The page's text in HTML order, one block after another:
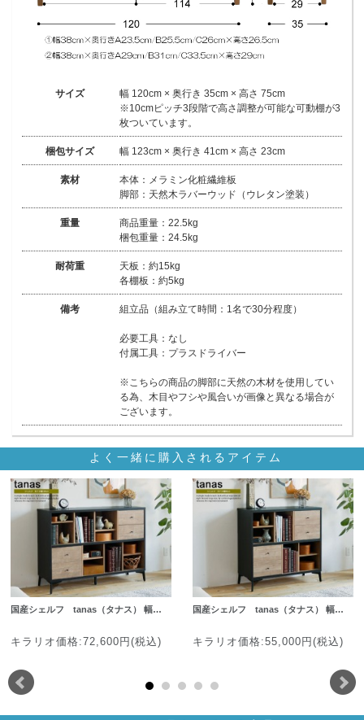
サイズ
幅 120cm × 奥行き 35cm × 高さ 75cm
※10cmピッチ3段階で高さ調整が可能な可動棚が3
枚ついています。
梱包サイズ 幅 123cm × 奥行き 41cm × 高さ 23cm
素材
本体：メラミン化粧繊維板
脚部：天然木ラバーウッド（ウレタン塗装）
重量
商品重量：22.5kg
梱包重量：24.5kg
耐荷重
天板：約15kg
各棚板：約5kg
備考 組立品（組み立て時間：1名で30分程度）
必要工具：なし
付属工具：プラスドライバー
※こちらの商品の脚部に天然の木材を使用してい
る為、木目やフシや風合いが画像と異なる場合が
ございます。
よく一緒に購入されるアイテム
国産シェルフ tanas（タナス） 幅…
キラリオ価格:72,600円(税込)
国産シェルフ tanas（タナス） 幅…
キラリオ価格:55,000円(税込)